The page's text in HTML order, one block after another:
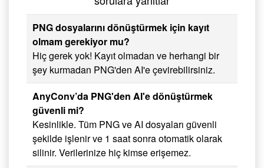
PNG dosyalarını dönüştürmek için kayıt
olmam gerekiyor mu?
Hiç gerek yok! Kayıt olmadan ve herhangi bir
şey kurmadan PNG'den AI'e çevirebilirsiniz.
AnyConv’da PNG'den AI'e dönüştürmek
güvenli mi?
Kesinlikle. Tüm PNG ve AI dosyaları güvenli
şekilde işlenir ve 1 saat sonra otomatik olarak
silinir. Verilerinize hiç kimse erişemez.